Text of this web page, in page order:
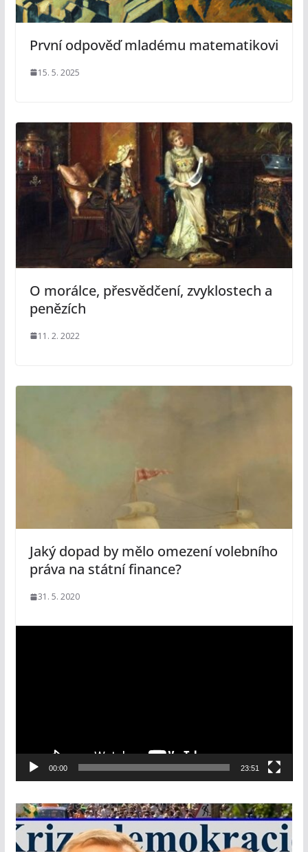
První odpověď mladému matematikovi
15. 5. 2025
O morálce, přesvědčení, zvyklostech a
penězích
11. 2. 2022
Jaký dopad by mělo omezení volebního
práva na státní finance?
31. 5. 2020
e
á
v
a
00:00 23:51